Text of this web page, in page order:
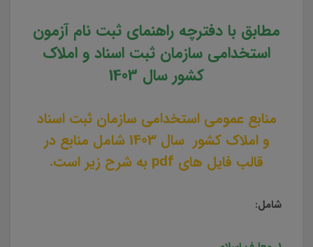
مطابق با دفترچه راهنمای ثبت نام آزمون
استخدامی سازمان ثبت اسناد و املاک
کشور سال 1403
منابع عمومی استخدامی سازمان ثبت اسناد
و املاک کشور
سال 1403 شامل منابع در
قالب فایل های pdf به شرح زیر است.
شامل: